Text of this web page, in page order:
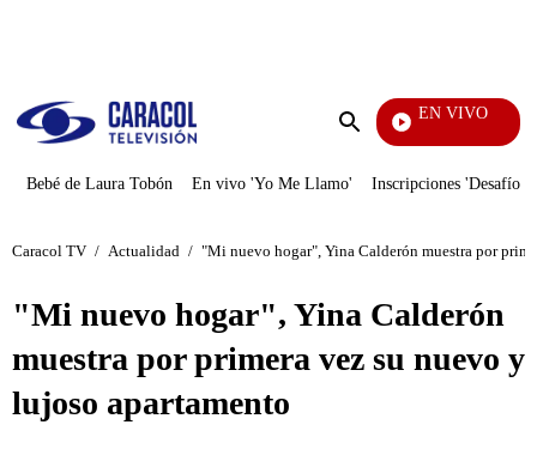
Enviar
EN VIVO
Sábados Felices
Bebé de Laura Tobón En vivo 'Yo Me Llamo' Inscripciones 'Desafío'
Caracol TV / Actualidad / "Mi nuevo hogar", Yina Calderón muestra por
"Mi nuevo hogar", Yina Calderón
muestra por primera vez su nuevo y
lujoso apartamento